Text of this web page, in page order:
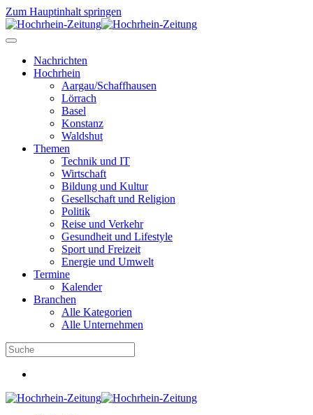
Zum Hauptinhalt springen
Nachrichten
Hochrhein
Aargau/Schaffhausen
Lörrach
Basel
Konstanz
Waldshut
Themen
Technik und IT
Wirtschaft
Bildung und Kultur
Gesellschaft und Religion
Politik
Reise und Verkehr
Gesundheit und Lifestyle
Sport und Freizeit
Energie und Umwelt
Termine
Kalender
Branchen
Alle Kategorien
Alle Unternehmen